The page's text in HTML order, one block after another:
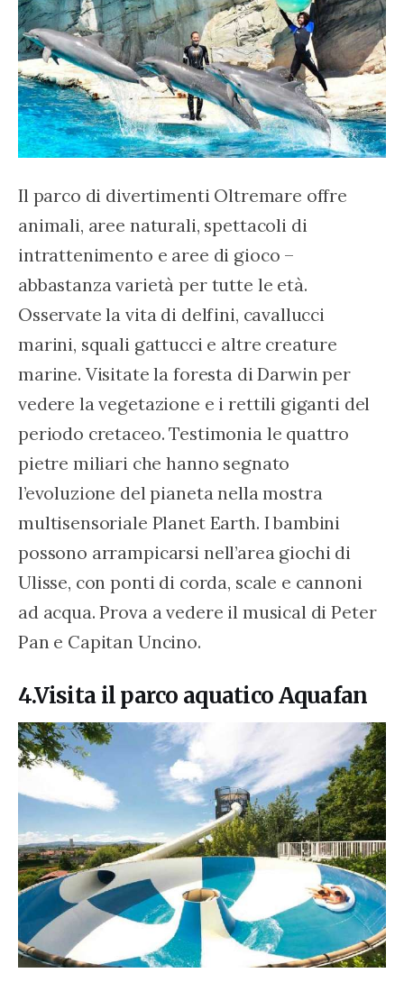
Il parco di divertimenti Oltremare offre
animali, aree naturali, spettacoli di
intrattenimento e aree di gioco –
abbastanza varietà per tutte le età.
Osservate la vita di delfini, cavallucci
marini, squali gattucci e altre creature
marine. Visitate la foresta di Darwin per
vedere la vegetazione e i rettili giganti del
periodo cretaceo. Testimonia le quattro
pietre miliari che hanno segnato
l’evoluzione del pianeta nella mostra
multisensoriale Planet Earth. I bambini
possono arrampicarsi nell’area giochi di
Ulisse, con ponti di corda, scale e cannoni
ad acqua. Prova a vedere il musical di Peter
Pan e Capitan Uncino.
4.Visita il parco aquatico Aquafan